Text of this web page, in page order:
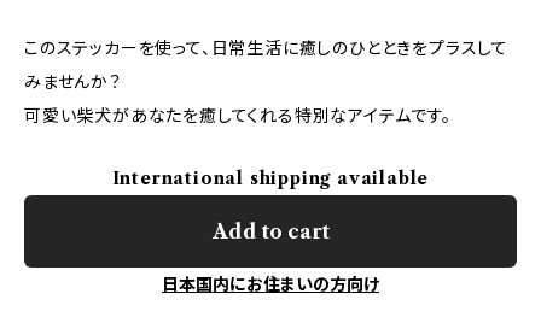
このステッカーを使って、日常生活に癒しのひとときをプラスして
みませんか？
可愛い柴犬があなたを癒してくれる特別なアイテムです。
International shipping available
Add to cart
日本国内にお住まいの方向け